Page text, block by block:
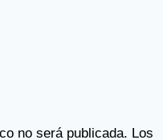
no será publicada. Los